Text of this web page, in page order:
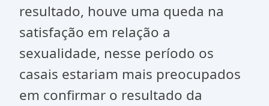
resultado, houve uma queda na
satisfação em relação a
sexualidade, nesse período os
casais estariam mais preocupados
em confirmar o resultado da